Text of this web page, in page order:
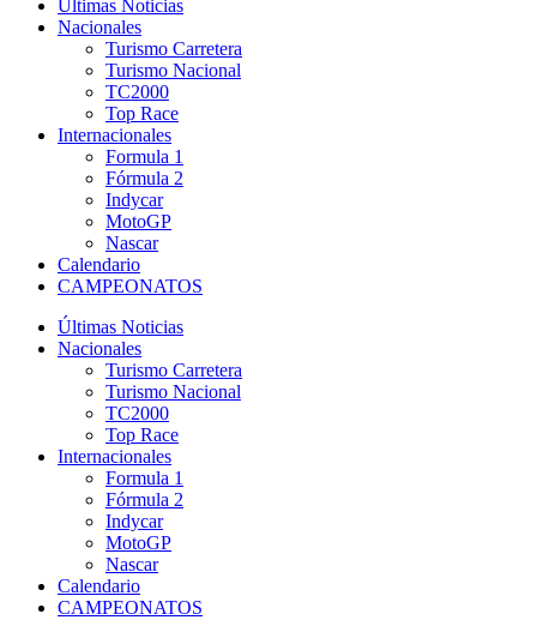
Últimas Noticias
Nacionales
Turismo Carretera
Turismo Nacional
TC2000
Top Race
Internacionales
Formula 1
Fórmula 2
Indycar
MotoGP
Nascar
Calendario
CAMPEONATOS
Últimas Noticias
Nacionales
Turismo Carretera
Turismo Nacional
TC2000
Top Race
Internacionales
Formula 1
Fórmula 2
Indycar
MotoGP
Nascar
Calendario
CAMPEONATOS